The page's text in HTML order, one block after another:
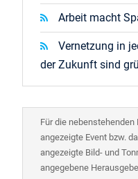
Arbeit macht
Vernetzung in
der Zukunft sind
Für die
angezeigte Event bzw.
angezeigte Bild- und
angegebene